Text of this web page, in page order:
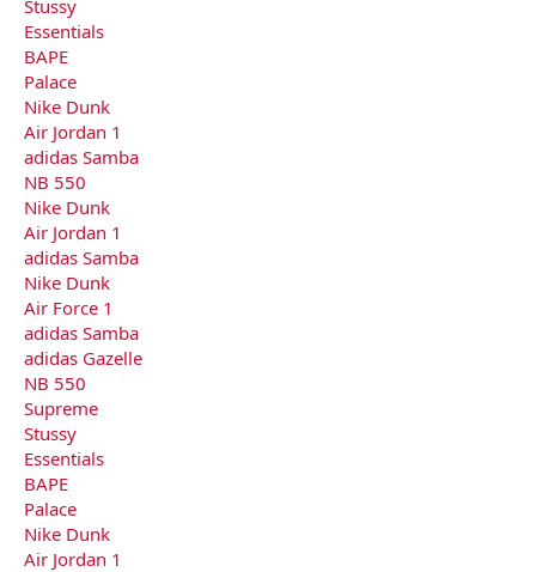
Stussy
Essentials
BAPE
Palace
Nike Dunk
Air Jordan 1
adidas Samba
NB 550
Nike Dunk
Air Jordan 1
adidas Samba
Nike Dunk
Air Force 1
adidas Samba
adidas Gazelle
NB 550
Supreme
Stussy
Essentials
BAPE
Palace
Nike Dunk
Air Jordan 1